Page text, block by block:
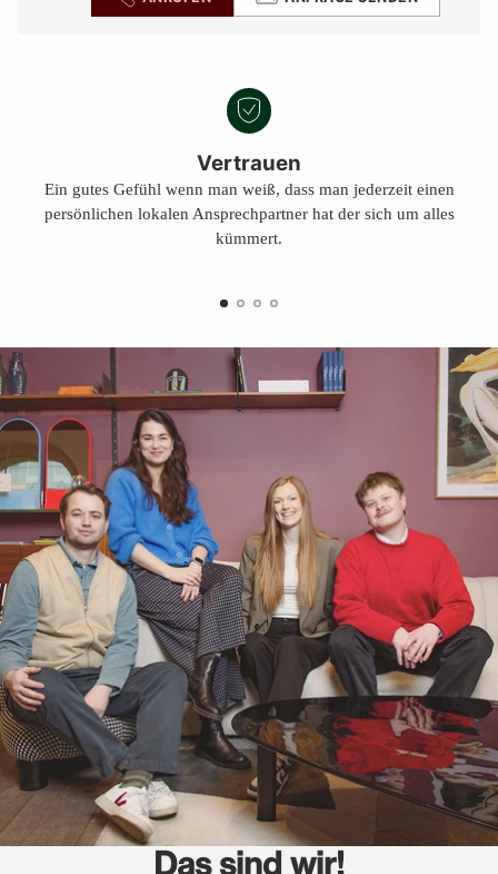
Vertrauen
Ein gutes Gefühl wenn man weiß, dass man jederzeit einen
persönlichen lokalen Ansprechpartner hat der sich um alles
kümmert.
Das sind wir!